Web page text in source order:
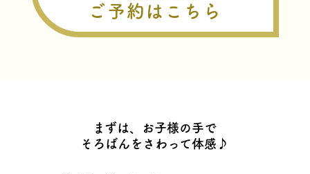
ご予約はこちら
まずは、お子様の手で
そろばんをさわって体感♪